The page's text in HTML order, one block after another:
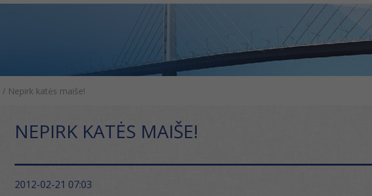
/ Nepirk katės maiše!
NEPIRK KATĖS MAIŠE!
2012-02-21 07:03